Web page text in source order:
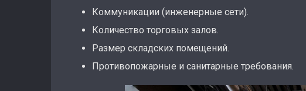
Коммуникации (инженерные сети).
Количество торговых залов.
Размер складских помещений.
Противопожарные и санитарные требования.